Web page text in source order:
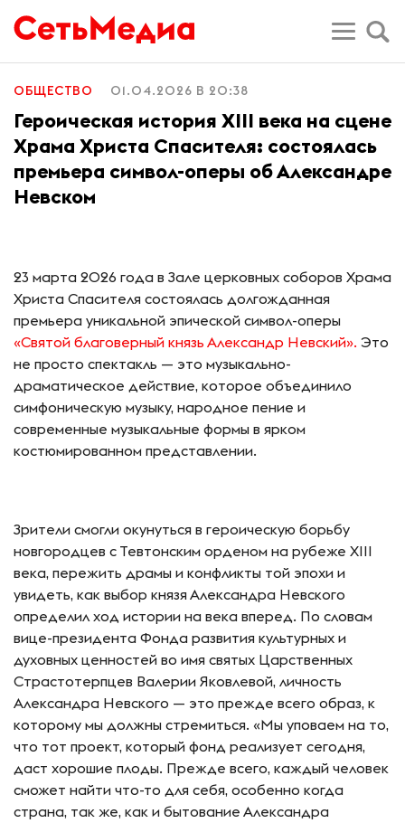
ОБЩЕСТВО 01.04.2026 В 20:38
Героическая история XIII века на сцене
Храма Христа Спасителя: состоялась
премьера символ-оперы об Александре
Невском
23 марта 2026 года в Зале церковных соборов Храма
Христа Спасителя состоялась долгожданная
премьера уникальной эпической символ-оперы
«Святой благоверный князь Александр Невский». Это
не просто спектакль — это музыкально-
драматическое действие, которое объединило
симфоническую музыку, народное пение и
современные музыкальные формы в ярком
костюмированном представлении.
Зрители смогли окунуться в героическую борьбу
новгородцев с Тевтонским орденом на рубеже XIII
века, пережить драмы и конфликты той эпохи и
увидеть, как выбор князя Александра Невского
определил ход истории на века вперед. По словам
вице-президента Фонда развития культурных и
духовных ценностей во имя святых Царственных
Страстотерпцев Валерии Яковлевой, личность
Александра Невского — это прежде всего образ, к
которому мы должны стремиться. «Мы уповаем на то,
что тот проект, который фонд реализует сегодня,
даст хорошие плоды. Прежде всего, каждый человек
сможет найти что-то для себя, особенно когда
страна, так же, как и бытование Александра